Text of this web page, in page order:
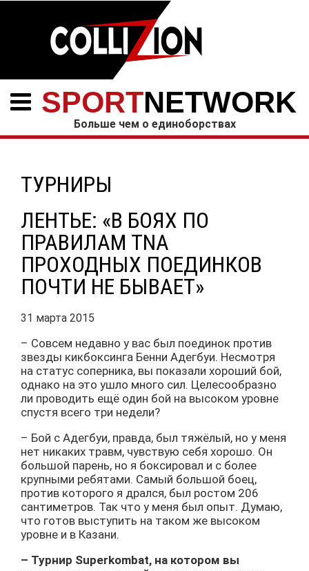
SPORTNETWORK
Больше чем о единоборствах
ТУРНИРЫ
ЛЕНТЬЕ: «В БОЯХ ПО
ПРАВИЛАМ TNA
ПРОХОДНЫХ ПОЕДИНКОВ
ПОЧТИ НЕ БЫВАЕТ»
31 марта 2015
– Совсем недавно у вас был поединок против
звезды кикбоксинга Бенни Адегбуи. Несмотря
на статус соперника, вы показали хороший бой,
однако на это ушло много сил. Целесообразно
ли проводить ещё один бой на высоком уровне
спустя всего три недели?
– Бой с Адегбуи, правда, был тяжёлый, но у меня
нет никаких травм, чувствую себя хорошо. Он
большой парень, но я боксировал и с более
крупными ребятами. Самый большой боец,
против которого я дрался, был ростом 206
сантиметров. Так что у меня был опыт. Думаю,
что готов выступить на таком же высоком
уровне и в Казани.
– Турнир Superkombat, на котором вы